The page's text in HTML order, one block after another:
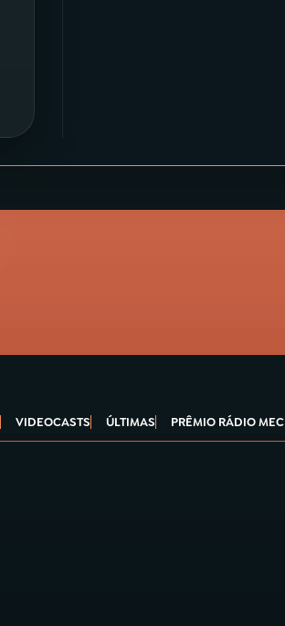
VIDEOCASTS ÚLTIMAS PRÊMIO RÁDIO MEC